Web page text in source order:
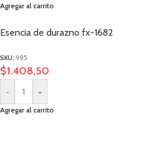
Agregar al carrito
Esencia de durazno fx-1682
SKU: 985
$1.408,50
- +
Agregar al carrito